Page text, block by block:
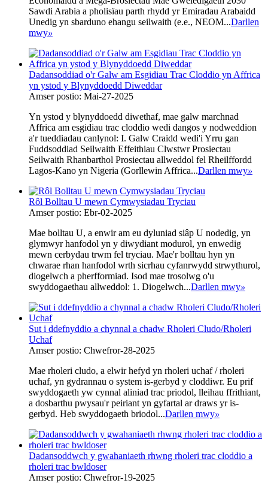
Sawdi Arabia a pholisïau parth rhydd yr Emiradau Arabaidd
Unedig yn sbarduno ehangu seilwaith (e.e., NEOM...Darllen
mwy»
Dadansoddiad o'r Galw am Esgidiau Trac Cloddio yn Affrica
yn ystod y Blynyddoedd Diweddar
Amser postio: Mai-27-2025
Yn ystod y blynyddoedd diwethaf, mae galw marchnad
Affrica am esgidiau trac cloddio wedi dangos y nodweddion
a'r tueddiadau canlynol: I. Galw Craidd wedi'i Yrru gan
Fuddsoddiad Seilwaith Effeithiau Clwstwr Prosiectau
Seilwaith Rhanbarthol Prosiectau allweddol fel Rheilffordd
Lagos-Kano yn Nigeria (Gorllewin Affrica...Darllen mwy»
Rôl Bolltau U mewn Cymwysiadau Tryciau
Amser postio: Ebr-02-2025
Mae bolltau U, a enwir am eu dyluniad siâp U nodedig, yn
glymwyr hanfodol yn y diwydiant modurol, yn enwedig
mewn cerbydau trwm fel tryciau. Mae'r bolltau hyn yn
chwarae rhan hanfodol wrth sicrhau cyfanrwydd strwythurol,
diogelwch a pherfformiad. Isod mae trosolwg o'u
swyddogaethau allweddol: 1. ‌Diogelwch...Darllen mwy»
Sut i ddefnyddio a chynnal a chadw Rholeri Cludo/Rholeri
Uchaf
Amser postio: Chwefror-28-2025
Mae rholeri cludo, a elwir hefyd yn rholeri uchaf / rholeri
uchaf, yn gydrannau o system is-gerbyd y cloddiwr. Eu prif
swyddogaeth yw cynnal aliniad trac priodol, lleihau ffrithiant,
a dosbarthu pwysau'r peiriant yn gyfartal ar draws yr is-
gerbyd. Heb swyddogaeth briodol...Darllen mwy»
Dadansoddwch y gwahaniaeth rhwng rholeri trac cloddio a
rholeri trac bwldoser
Amser postio: Chwefror-19-2025